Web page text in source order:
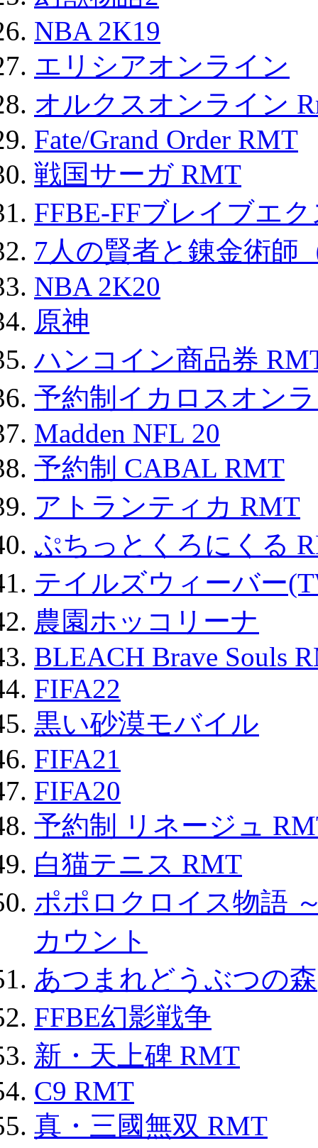
NBA 2K19
エリシアオンライン
オルクスオンライン
Fate/Grand Order RMT
戦国サーガ RMT
FFBE-FFブレイブエ
7人の賢者と錬金術師
NBA 2K20
原神
ハンコイン商品券
予約制イカロスオン
Madden NFL 20
予約制 CABAL RMT
アトランティカ RMT
ぷちっとくろにくる
テイルズウィーバー
農園ホッコリーナ
BLEACH Brave Souls
FIFA22
黒い砂漠モバイル
FIFA21
FIFA20
予約制 リネージュ
白猫テニス RMT
ポポロクロイス物語
カウント
あつまれどうぶつの森
FFBE幻影戦争
新・天上碑 RMT
C9 RMT
真・三國無双 RMT